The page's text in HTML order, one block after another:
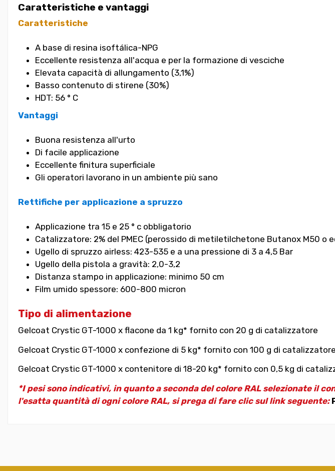
Caratteristiche e vantaggi
Caratteristiche
A base di resina isoftálica-NPG
Eccellente resistenza all'acqua e per la formazione di vesciche
Elevata capacità di allungamento (3,1%)
Basso contenuto di stirene (30%)
HDT: 56 ° C
Vantaggi
Buona resistenza all'urto
Di facile applicazione
Eccellente finitura superficiale
Gli operatori lavorano in un ambiente più sano
Rettifiche per applicazione a spruzzo
Applicazione tra 15 e 25 ° c obbligatorio
Catalizzatore: 2% del PMEC (perossido di metiletilchetone Butanox M50 o
Ugello di spruzzo airless: 423-535 e a una pressione di 3 a 4,5 Bar
Ugello della pistola a gravità: 2,0-3,2
Distanza stampo in applicazione: minimo 50 cm
Film umido spessore: 600-800 micron
Tipo di alimentazione
Gelcoat Crystic GT-1000 x flacone da 1 kg* fornito con 20 g di catalizzatore
Gelcoat Crystic GT-1000 x confezione di 5 kg* fornito con 100 g di catalizzatore
Gelcoat Crystic GT-1000 x contenitore di 18-20 kg* fornito con 0,5 kg di
*I pesi sono indicativi, in quanto a seconda del colore RAL selezionate il
l'esatta quantità di ogni colore RAL, si prega di fare clic sul link seguente: